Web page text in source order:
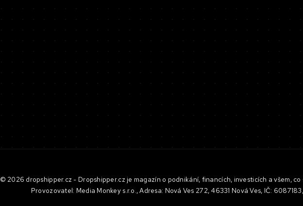
© 2026 dropshipper.cz - Dropshipper.cz je magazín o podnikání, financích, investicích a všem, co
Provozovatel: Media Monkey s.r.o., Adresa: Nová Ves 272, 46331 Nová Ves, IČ: